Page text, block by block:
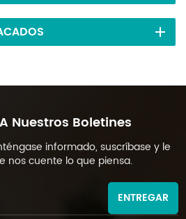
Nuestros Boletines
informado, suscríbase y le
nos cuente lo que piensa.
ENTREGAR